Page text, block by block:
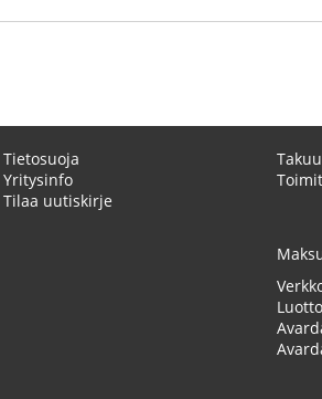
Tietosuoja
Yritysinfo
Tilaa uutiskirje